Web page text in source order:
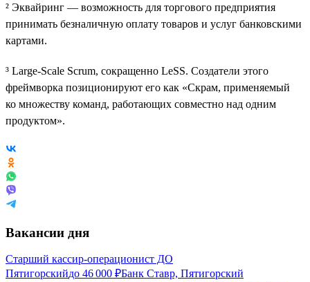
² Эквайринг — возможность для торгового предприятия
принимать безналичную оплату товаров и услуг банковскими
картами.
³ Large-Scale Scrum, сокращенно LeSS. Создатели этого
фреймворка позиционируют его как «Скрам, применяемый
ко множеству команд, работающих совместно над одним
продуктом».
Вакансии дня
Старший кассир-операционист ДО
Пятигорскийдо 46 000 ₽Банк Ставр, Пятигорский